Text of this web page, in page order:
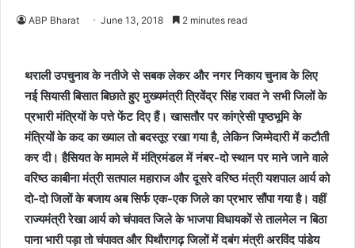
ABP Bharat June 13, 2018 2 minutes read
थराली उपचुनाव के नतीजे से सबक लेकर और नगर निकाय चुनाव के लिए
नई सियासी बिसात बिछाते हुए मुख्यमंत्री त्रिवेंद्र सिंह रावत ने सभी जिलों के
प्रभारी मंत्रियों के पत्ते फेंट दिए हैं। खासतौर पर कांग्रेसी पृष्ठभूमि के
मंत्रियों के कद का ख्याल तो बदस्तूर रखा गया है, लेकिन जिम्मेदारी में कटौती
कर दी। हैसियत के मामले में मंत्रिमंडल में नंबर-दो स्थान पर माने जाने वाले
वरिष्ठ काबीना मंत्री सतपाल महाराज और दूसरे वरिष्ठ मंत्री यशपाल आर्य को
दो-दो जिलों के बजाय अब सिर्फ एक-एक जिले का प्रभार सौंपा गया है। वहीं
राज्यमंत्री रेखा आर्य को चंपावत जिले के भाजपा विधायकों से तालमेल न बिठा
पाना भारी पड़ा तो चंपावत और पिथौरागढ़ जिलों में दबंग मंत्री अरविंद पांडेय